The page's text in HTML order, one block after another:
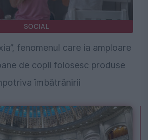
SOCIAL
fenomenul care ia amploare
de copii folosesc produse
îmbătrânirii